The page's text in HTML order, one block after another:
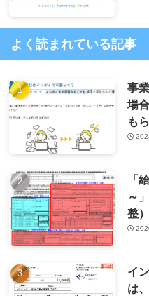
よく読まれている記事
事
場
も
「
～
整）
イ
は